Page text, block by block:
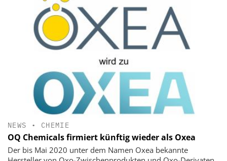
NEWS • CHEMIE
OQ Chemicals firmiert künftig wieder als Oxea
Der bis Mai 2020 unter dem Namen Oxea bekannte